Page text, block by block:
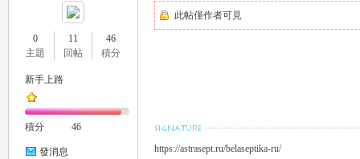
0
主題
11
回帖
46
積分
新手上路
積分 46
發消息
此帖僅作者可見
https://astrasept.ru/belaseptika-ru/